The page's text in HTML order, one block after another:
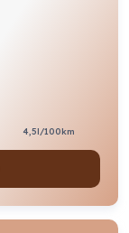
4,5l/100km